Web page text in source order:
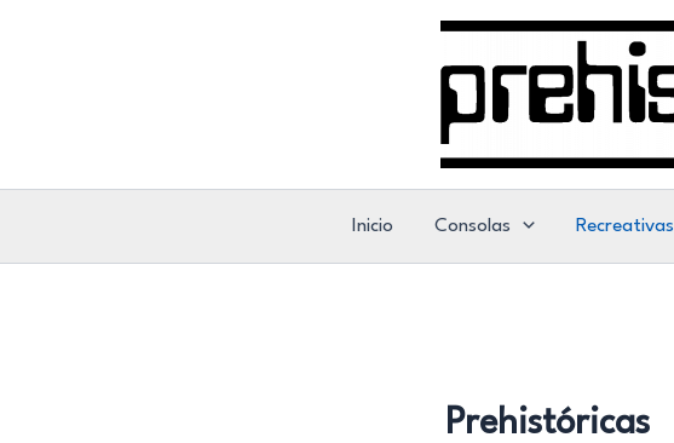
Inicio Consolas Recreativas
Prehistóricas